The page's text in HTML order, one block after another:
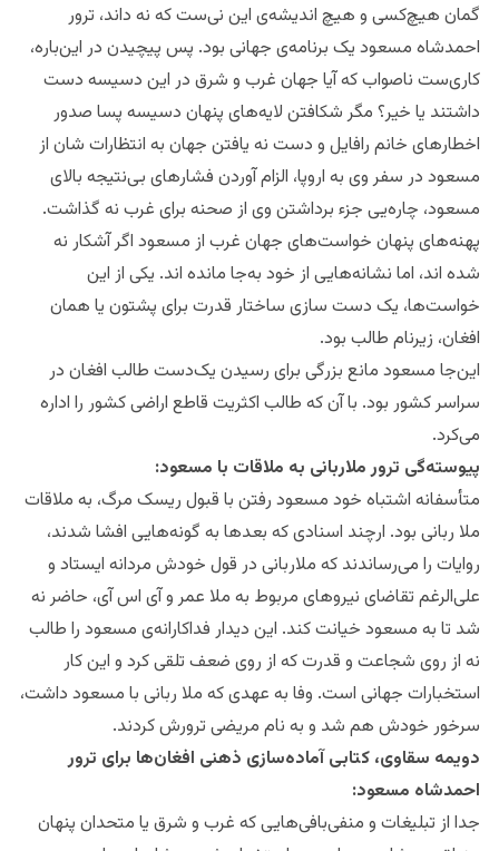
گمان‌ هیچ‌کسی و هیچ اندیشه‌ی این نی‌ست که نه داند، ترور
احمدشاه مسعود یک برنامه‌ی جهانی بود. پس پیچیدن در این‌باره،
کاری‌ست ناصواب که آیا جهان غرب و شرق در این دسیسه دست
داشتند یا خیر؟ مگر شکافتن لایه‌های پنهان دسیسه پسا صدور
اخطارهای خانم رافایل و دست نه یافتن جهان به انتظارات شان از
مسعود در سفر وی به اروپا، الزام آوردن فشارهای بی‌نتیجه بالای
مسعود، چاره‌یی جزء برداشتن وی از صحنه برای غرب نه گذاشت.
پهنه‌های پنهان خواست‌های‌ جهان غرب از مسعود اگر آشکار نه
شده اند، اما نشانه‌هایی از خود به‌جا مانده اند. یکی از این
خواست‌ها، یک دست سازی ساختار قدرت برای پشتون یا همان
افغان، زیرنام طالب بود.
این‌جا مسعود مانع بزرگی برای رسیدن یک‌دست طالب افغان در
سراسر کشور بود. با آن که طالب اکثریت قاطع اراضی کشور را اداره
می‌کرد.
پیوسته‌گی ترور ملاربانی به ملاقات با مسعود:
متأسفانه اشتباه خود مسعود رفتن با قبول ریسک مرگ، به ملاقات
ملا ربانی بود. ارچند اسنادی که بعدها به گونه‌هایی افشا شدند،
روایات را می‌رساندند که ملا‌ربانی در قول خودش مردانه ایستاد و
علی‌الرغم تقاضای نیروهای مربوط به ملا عمر و آی اس آی، حاضر نه
شد تا به مسعود خیانت کند. این دیدار فداکارانه‌ی مسعود را طالب
نه از روی شجاعت و قدرت که از روی ضعف تلقی کرد و این کار
استخبارات جهانی است. وفا به عهدی که ملا ربانی با مسعود داشت،
سرخور خودش هم شد و به نام مریضی ترورش کردند.
دویمه سقاوی، کتابی آماده‌سازی ذهنی افغان‌ها برای ترور
احمدشاه مسعود:
جدا از تبلیغات و منفی‌بافی‌هایی که غرب و شرق یا متحدان پنهان